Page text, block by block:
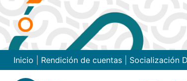
Inicio Rendición de cuentas Socialización